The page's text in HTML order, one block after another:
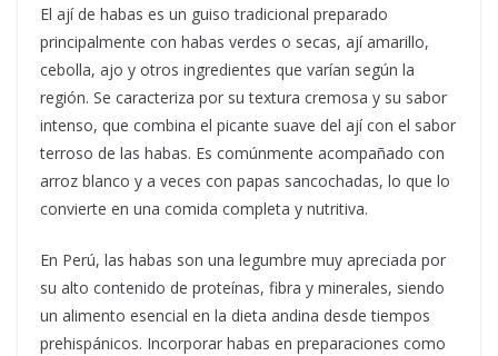
El ají de habas es un guiso tradicional preparado
principalmente con habas verdes o secas, ají amarillo,
cebolla, ajo y otros ingredientes que varían según la
región. Se caracteriza por su textura cremosa y su sabor
intenso, que combina el picante suave del ají con el sabor
terroso de las habas. Es comúnmente acompañado con
arroz blanco y a veces con papas sancochadas, lo que lo
convierte en una comida completa y nutritiva.
En Perú, las habas son una legumbre muy apreciada por
su alto contenido de proteínas, fibra y minerales, siendo
un alimento esencial en la dieta andina desde tiempos
prehispánicos. Incorporar habas en preparaciones como